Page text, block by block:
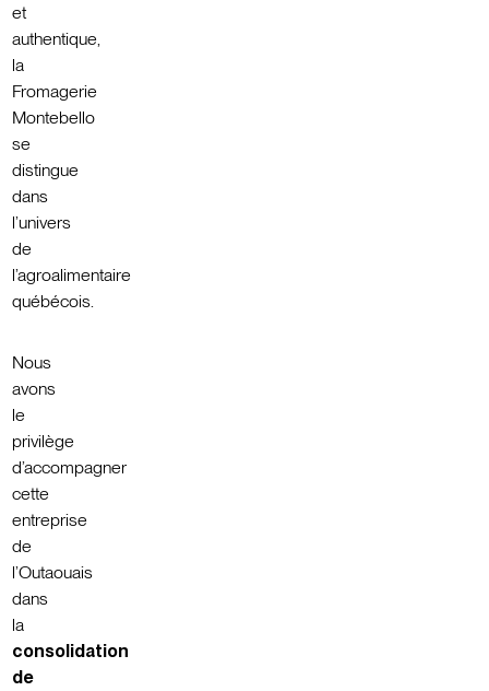
et
authentique,
la
Fromagerie
Montebello
se
distingue
dans
l’univers
de
l’agroalimentaire
québécois.
Nous
avons
le
privilège
d’accompagner
cette
entreprise
de
l’Outaouais
dans
la
consolidation
de